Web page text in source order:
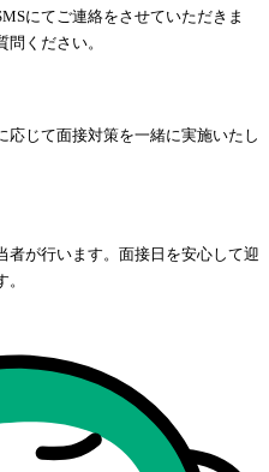
にてご連絡をさせていただきま
ください。
応じて面接対策を一緒に実施いたし
者が行います。面接日を安心して迎